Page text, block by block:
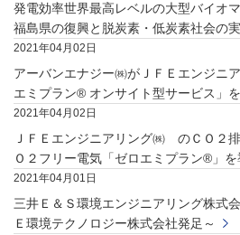
発電効率世界最高レベルの大型バイオ
福島県の復興と脱炭素・低炭素社会の
2021年04月02日
アーバンエナジー㈱がＪＦＥエンジニ
エミプラン® オンサイト型サービス」
2021年04月02日
ＪＦＥエンジニアリング㈱ のＣＯ２
Ｏ２フリー電気「ゼロエミプラン®」を
2021年04月01日
三井Ｅ＆Ｓ環境エンジニアリング株式
Ｅ環境テクノロジー株式会社発足～